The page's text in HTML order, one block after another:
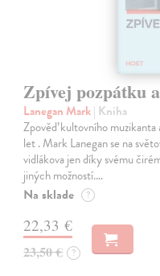
Zpívej pozpátku
Lanegan Mark| Kniha
Zpověď kultovního
let . Mark Lanegan se na
vidlákova jen díky svému
jiných možností.…
Na sklade ?
22,33 €
23,50 € ?